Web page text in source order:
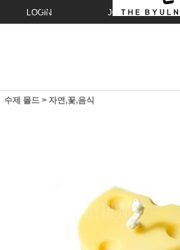
LOGIN JOIN
수제 몰드 > 자연,꽃,음식